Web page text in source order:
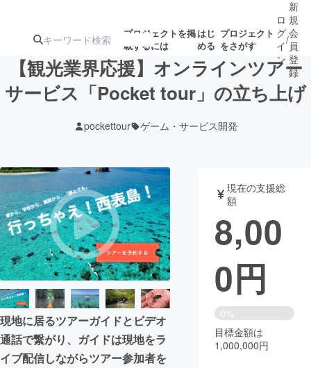
プロジェクトを掲
載するには
はじ
める
プロジェクト
をさがす
ターン
ジェクト
ロジェクト
アート・写真 音楽
テクノロジー・ガジェット ゲーム・サ
映像・映画 書籍・雑誌
ビジネス・起業 チャレンジ
まちづくり・地域活性化
ロ
グ
イ
ン
/
新
規
会
員
登
録
【観光業界応援】オンラインツアー
サービス「Pocket tour」の立ち上げ
pockettour ゲーム・サービス開発
現地に居るツアーガイドとビデオ
通話で繋がり、ガイドは現地をラ
イブ配信しながらツアー参加者を
現在の支援総
額
8,00
0円
0%
目標金額は
1,000,000円